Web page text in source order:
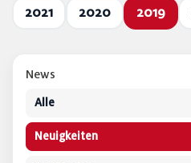
2021 2020 2019
News
Alle
Neuigkeiten